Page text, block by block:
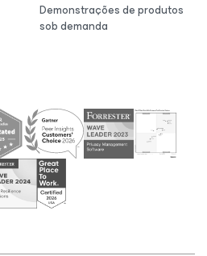
Demonstrações de produtos
sob demanda